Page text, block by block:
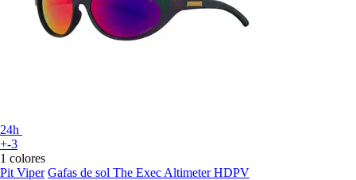
24h
+-3
1 colores
Pit Viper Gafas de sol The Exec Altimeter HDPV